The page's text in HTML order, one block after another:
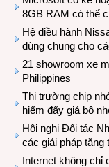
8GB RAM có thể
Hệ điều hành
dùng chung cho
21 showroom xe
Philippines
Thị trường chip
hiếm đẩy giá bộ
Hội nghị Đối tác
các giải pháp
Internet không chỉ